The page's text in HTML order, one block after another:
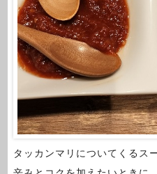
タッカンマリについてくるス